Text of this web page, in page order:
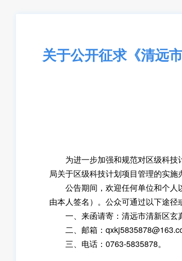
关于公开征求《清远
为进一步加强和规范对区级科技
局关于区级科技计划项目管理的实
公告期间，欢迎任何单位和个人
由本人签名）。公众可通过以下途径
一、来函请寄：清远市清新区玄真
二、邮箱：
三、电话：0763-5835878。